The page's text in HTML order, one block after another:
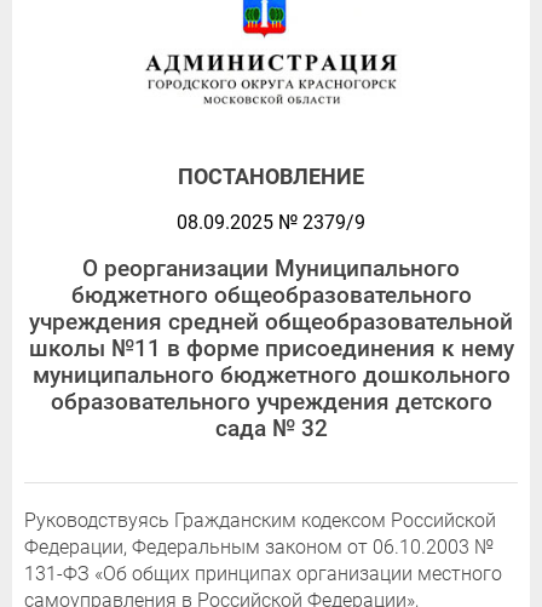
ПОСТАНОВЛЕНИЕ
08.09.2025 № 2379/9
О реорганизации Муниципального
бюджетного общеобразовательного
учреждения средней общеобразовательной
школы №11 в форме присоединения к нему
муниципального бюджетного дошкольного
образовательного учреждения детского
сада № 32
Руководствуясь Гражданским кодексом Российской
Федерации, Федеральным законом от 06.10.2003 №
131-ФЗ «Об общих принципах организации местного
самоуправления в Российской Федерации»,